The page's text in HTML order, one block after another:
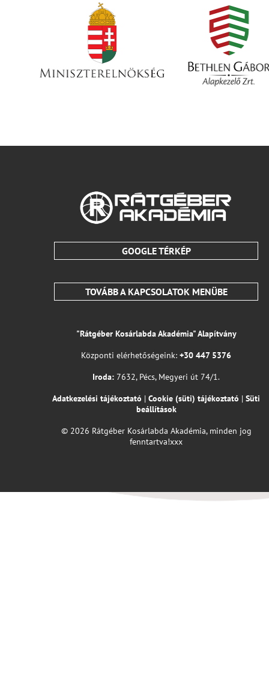
GOOGLE TÉRKÉP
TOVÁBB A KAPCSOLATOK MENÜBE
"Rátgéber Kosárlabda Akadémia" Alapítvány
Központi elérhetőségeink: +30 447 5376
Iroda: 7632, Pécs, Megyeri út 74/1.
Adatkezelési tájékoztató | Cookie (süti) tájékoztató | Süti
beállítások
© 2026 Rátgéber Kosárlabda Akadémia, minden jog
fenntartva!xxx